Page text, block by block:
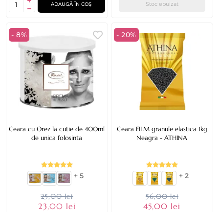
ADAUGĂ ÎN COȘ Stoc epuizat
- 8%
Ceara cu Orez la cutie de 400ml
de unica folosinta
+ 5
25,00 lei
23,00 lei
- 20%
Ceara FILM granule elastica 1kg
Neagra - ATHINA
+ 2
56,00 lei
45,00 lei